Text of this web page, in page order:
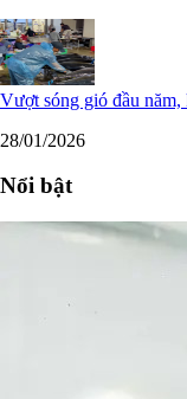
Vượt sóng gió đầu năm,
28/01/2026
Nổi bật